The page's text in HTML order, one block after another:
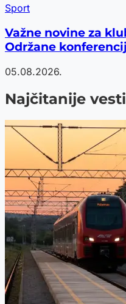
Sport
Važne novine za
Održane
05.08.2026.
Najčitanije vesti